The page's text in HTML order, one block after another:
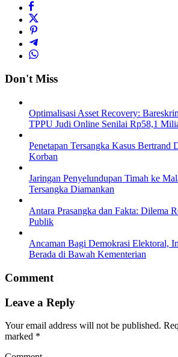
Don't Miss
Optimalisasi Asset Recovery:
TPPU Judi Online Senilai Rp58,1
Penetapan Tersangka Kasus Bertrand
Korban
Jaringan Penyelundupan Timah ke
Tersangka Diamankan
Antara Prasangka dan Fakta: Dilema
Publik
Ancaman Bagi Demokrasi Elektoral,
Berada di Bawah Kementerian
Comment
Leave a Reply
Your email address will not be published.
marked *